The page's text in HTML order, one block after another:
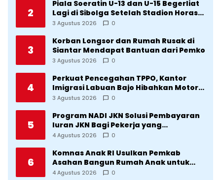
2
Piala Soeratin U-13 dan U-15 Begerliat
Lagi di Sibolga Setelah Stadion Horas
Direvitalisasi Wali Kota
3 Agustus 2026 0
3
Korban Longsor dan Rumah Rusak di
Siantar Mendapat Bantuan dari Pemko
3 Agustus 2026 0
4
Perkuat Pencegahan TPPO, Kantor
Imigrasi Labuan Bajo Hibahkan Motor
Operasional ke Lima Desa di
3 Agustus 2026 0
5
Program NADI JKN Solusi Pembayaran
Iuran JKN Bagi Pekerja yang
Penghasilannya Tidak Tetap
4 Agustus 2026 0
6
Komnas Anak RI Usulkan Pemkab
Asahan Bangun Rumah Anak untuk
Korban Kekerasan
4 Agustus 2026 0